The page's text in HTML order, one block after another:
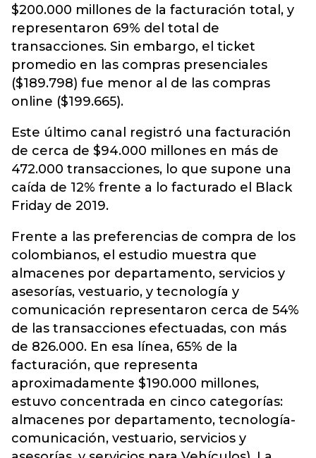
$200.000 millones de la facturación total, y
representaron 69% del total de
transacciones. Sin embargo, el ticket
promedio en las compras presenciales
($189.798) fue menor al de las compras
online ($199.665).
Este último canal registró una facturación
de cerca de $94.000 millones en más de
472.000 transacciones, lo que supone una
caída de 12% frente a lo facturado el Black
Friday de 2019.
Frente a las preferencias de compra de los
colombianos, el estudio muestra que
almacenes por departamento, servicios y
asesorías, vestuario, y tecnología y
comunicación representaron cerca de 54%
de las transacciones efectuadas, con más
de 826.000. En esa línea, 65% de la
facturación, que representa
aproximadamente $190.000 millones,
estuvo concentrada en cinco categorías:
almacenes por departamento, tecnología-
comunicación, vestuario, servicios y